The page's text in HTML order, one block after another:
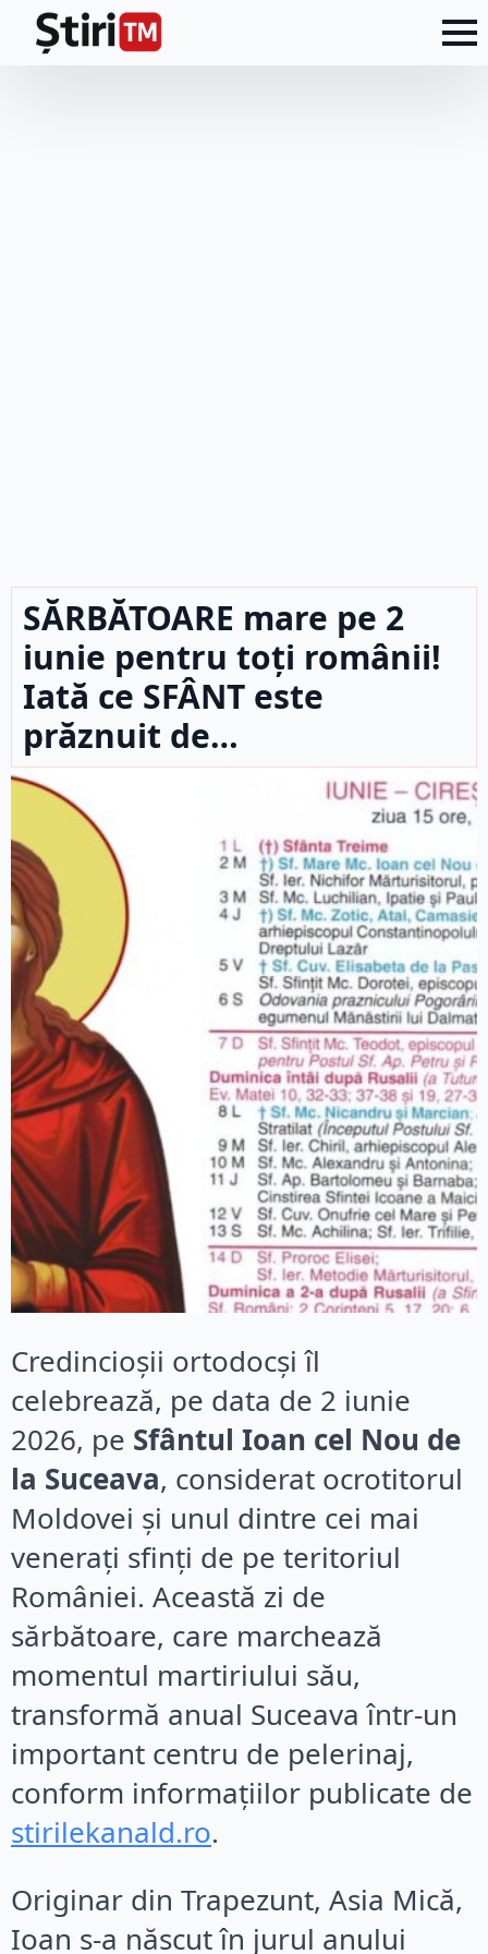
SĂRBĂTOARE mare pe 2
iunie pentru toți românii!
Iată ce SFÂNT este
prăznuit de…
Credincioșii ortodocși îl
celebrează, pe data de 2 iunie
2026, pe Sfântul Ioan cel Nou de
la Suceava, considerat ocrotitorul
Moldovei și unul dintre cei mai
venerați sfinți de pe teritoriul
României. Această zi de
sărbătoare, care marchează
momentul martiriului său,
transformă anual Suceava într-un
important centru de pelerinaj,
conform informațiilor publicate de
stirilekanald.ro.
Originar din Trapezunt, Asia Mică,
Ioan s-a născut în jurul anului